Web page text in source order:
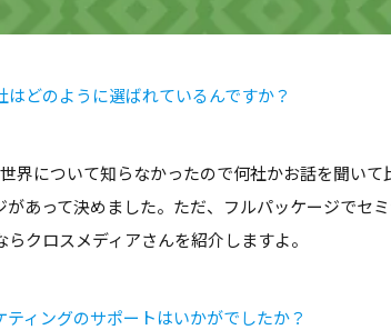
どのように選ばれているんですか？
界について知らなかったので何社かお話を聞い
あって決めました。ただ、フルパッケージでセ
クロスメディアさんを紹介しますよ。
ィングのサポートはいかがでしたか？